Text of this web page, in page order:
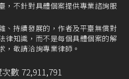
，不針對具體個案提供專業諮詢服
、持續發展的，作者及平臺無償對
律知識，而不是每個具體個案的解
，敬請洽詢專業律師。
數 72,911,791